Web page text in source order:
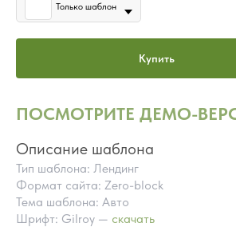
Только шаблон
Купить
ПОСМОТРИТЕ ДЕМО-
Описание шаблона
Тип шаблона: Лендинг
Формат сайта: Zero-block
Тема шаблона: Авто
Шрифт: Gilroy — скачать